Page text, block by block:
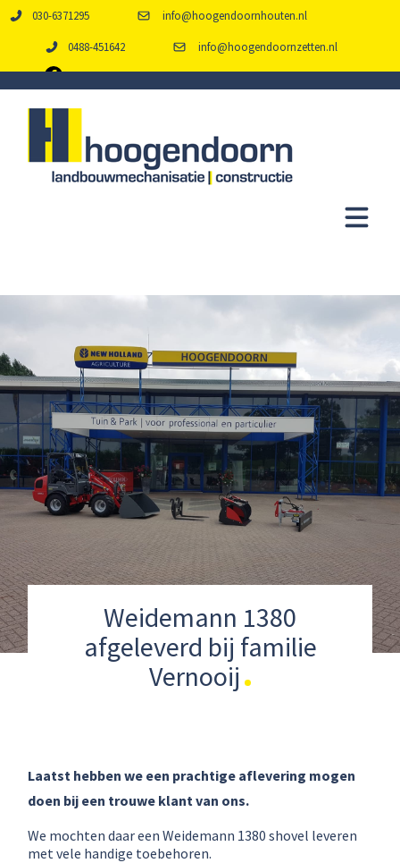
030-6371295 info@hoogendoornhouten.nl
0488-451642 info@hoogendoornzetten.nl
Weidemann 1380
afgeleverd bij familie
Vernooij
Laatst hebben we een prachtige aflevering mogen
doen bij een trouwe klant van ons.
We mochten daar een Weidemann 1380 shovel leveren
met vele handige toebehoren.